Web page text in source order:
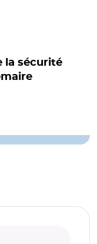
la sécurité